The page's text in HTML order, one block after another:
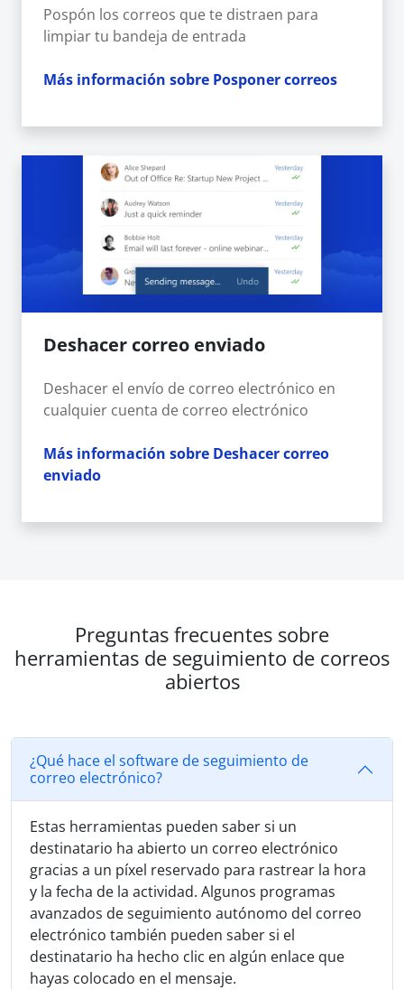
Pospón los correos que te distraen para
limpiar tu bandeja de entrada
Más información sobre Posponer correos
Deshacer correo enviado
Deshacer el envío de correo electrónico en
cualquier cuenta de correo electrónico
Más información sobre Deshacer correo
enviado
Preguntas frecuentes sobre
herramientas de seguimiento de correos
abiertos
¿Qué hace el software de seguimiento de
correo electrónico?
Estas herramientas pueden saber si un
destinatario ha abierto un correo electrónico
gracias a un píxel reservado para rastrear la hora
y la fecha de la actividad. Algunos programas
avanzados de seguimiento autónomo del correo
electrónico también pueden saber si el
destinatario ha hecho clic en algún enlace que
hayas colocado en el mensaje.